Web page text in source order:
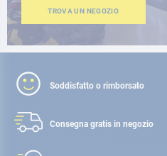
TROVA UN NEGOZIO
Soddisfatto o rimborsato
Consegna gratis in negozio